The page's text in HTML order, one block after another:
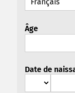
Âge
Date de